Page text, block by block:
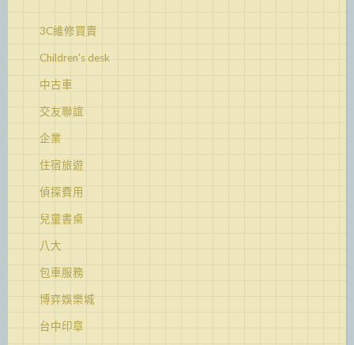
3C維修買賣
Children's desk
中古車
交友聯誼
企業
住宿旅遊
偵探費用
兒童書桌
八大
包車服務
博弈娛樂城
台中印章